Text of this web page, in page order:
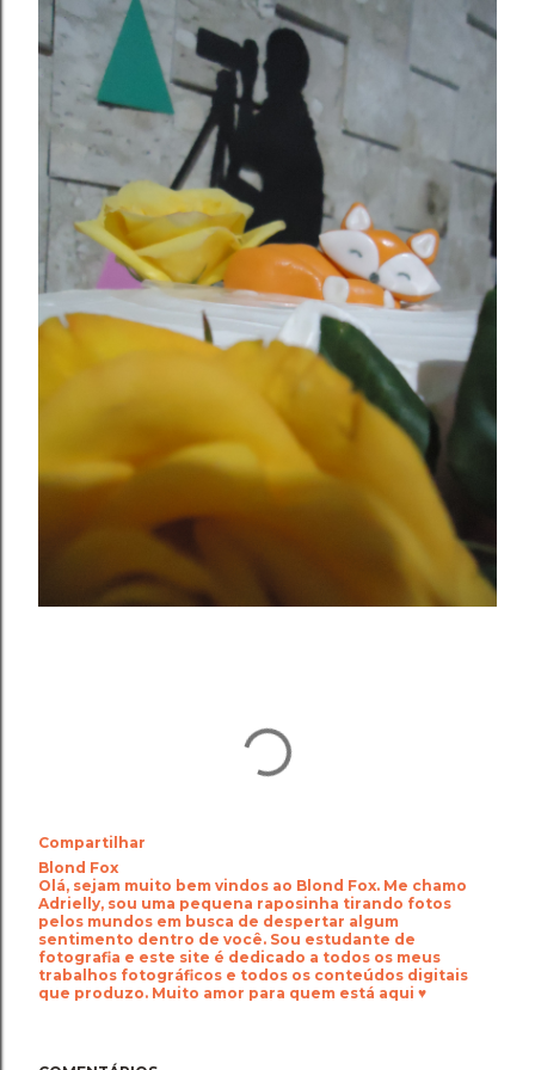
Compartilhar
Blond Fox
Olá, sejam muito bem vindos ao Blond Fox. Me chamo
Adrielly, sou uma pequena raposinha tirando fotos
pelos mundos em busca de despertar algum
sentimento dentro de você. Sou estudante de
fotografia e este site é dedicado a todos os meus
trabalhos fotográficos e todos os conteúdos digitais
que produzo. Muito amor para quem está aqui ♥